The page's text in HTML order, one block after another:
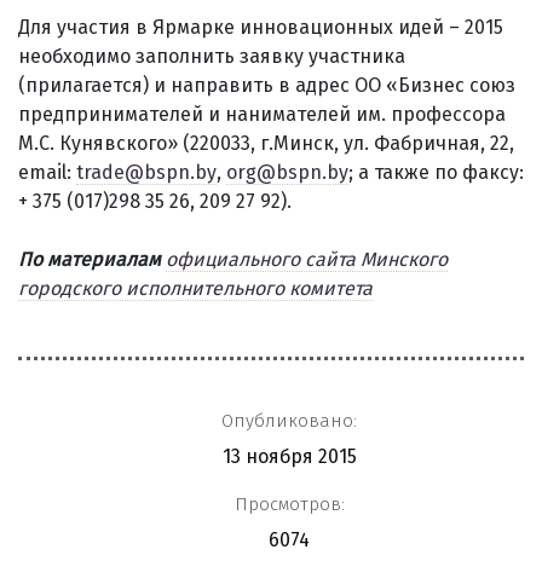
Для участия в Ярмарке инновационных идей – 2015
необходимо заполнить заявку участника
(прилагается) и направить в адрес ОО «Бизнес союз
предпринимателей и нанимателей им. профессора
М.С. Кунявского» (220033, г.Минск, ул. Фабричная, 22,
email: trade@bspn.by, org@bspn.by; а также по факсу:
+ 375 (017)298 35 26, 209 27 92).
По материалам официального сайта Минского
городского исполнительного комитета
Опубликовано:
13 ноября 2015
Просмотров:
6074